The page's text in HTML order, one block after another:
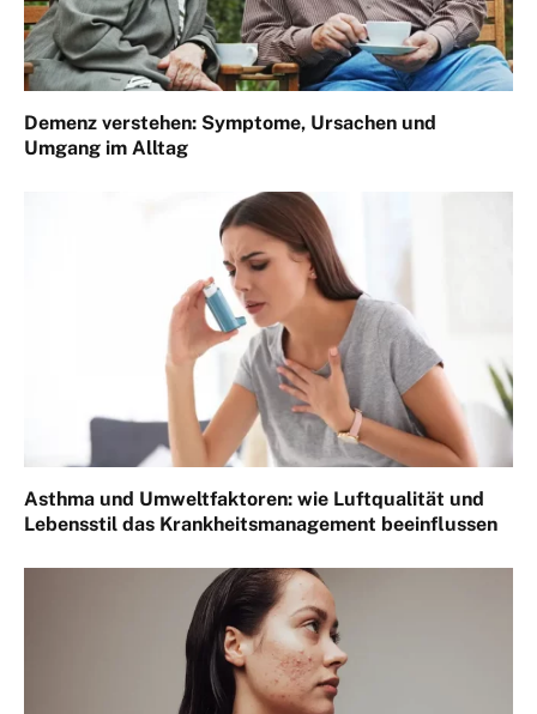
Demenz verstehen: Symptome, Ursachen und
Umgang im Alltag
Asthma und Umweltfaktoren: wie Luftqualität und
Lebensstil das Krankheitsmanagement beeinflussen